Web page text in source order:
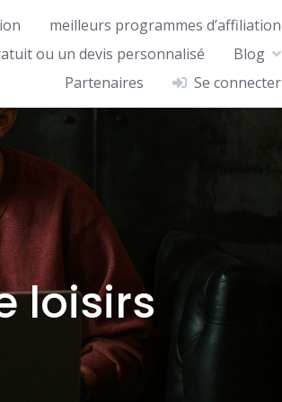
meilleurs programmes d’affiliation
ou un devis personnalisé
Blog
Partenaires
Se connecter
loisirs